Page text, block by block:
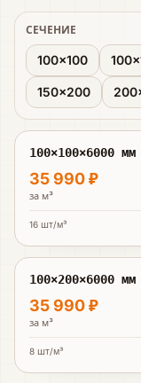
СЕЧЕНИЕ
100×100
150×200
100×100×6000 мм
35 990 ₽
за м³
16 шт/м³
100×200×6000 мм
35 990 ₽
за м³
8 шт/м³